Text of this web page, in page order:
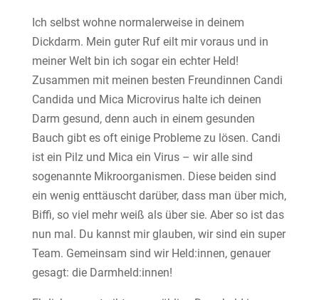
Ich selbst wohne normalerweise in deinem
Dickdarm. Mein guter Ruf eilt mir voraus und in
meiner Welt bin ich sogar ein echter Held!
Zusammen mit meinen besten Freundinnen Candi
Candida und Mica Microvirus halte ich deinen
Darm gesund, denn auch in einem gesunden
Bauch gibt es oft einige Probleme zu lösen. Candi
ist ein Pilz und Mica ein Virus – wir alle sind
sogenannte Mikroorganismen. Diese beiden sind
ein wenig enttäuscht darüber, dass man über mich,
Biffi, so viel mehr weiß als über sie. Aber so ist das
nun mal. Du kannst mir glauben, wir sind ein super
Team. Gemeinsam sind wir Held:innen, genauer
gesagt: die Darmheld:innen!